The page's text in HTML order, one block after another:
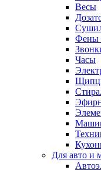
Весы
Фены
Часы
Для авто и